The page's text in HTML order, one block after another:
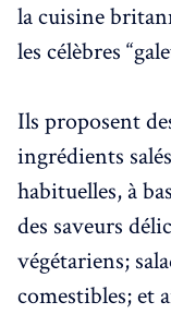
la cuisine
les célèbres
Ils proposent
ingrédients
habituelles, à
des saveurs
végétariens;
comestibles; et